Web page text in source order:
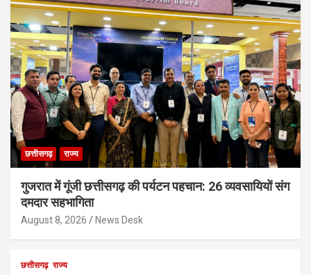
छत्तीसगढ़ राज्य
गुजरात में गूंजी छत्तीसगढ़ की पर्यटन पहचान: 26 व्यवसायियों संग
दमदार सहभागिता
August 8, 2026 News Desk
छत्तीसगढ़ राज्य